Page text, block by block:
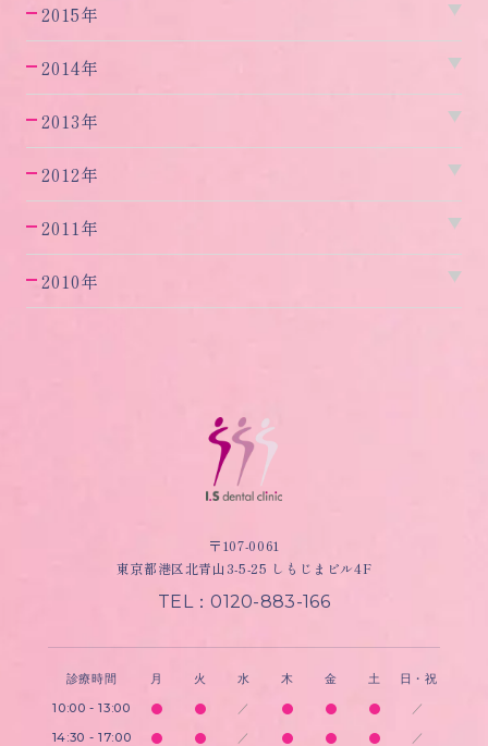
2015年
2014年
2013年
2012年
2011年
2010年
〒107-0061
東京都港区北青山3-5-25 しもじまビル4F
TEL：0120-883-166
診療時間 月 火 水 木 金 土 日・祝
10:00 - 13:00 ／ ／
14:30 - 17:00 ／ ／